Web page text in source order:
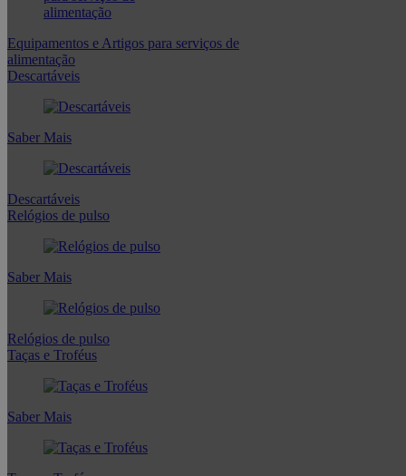
Equipamentos e Artigos para serviços de
alimentação
Descartáveis
Saber Mais
Descartáveis
Relógios de pulso
Saber Mais
Relógios de pulso
Taças e Troféus
Saber Mais